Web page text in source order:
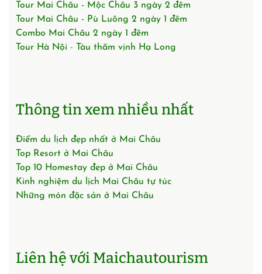
Tour Mai Châu - Mộc Châu 3 ngày 2 đêm
Tour Mai Châu - Pù Luông 2 ngày 1 đêm
Combo Mai Châu 2 ngày 1 đêm
Tour Hà Nội - Tàu thăm vịnh Hạ Long
Thông tin xem nhiều nhất
Điểm du lịch đẹp nhất ở Mai Châu
Top Resort ở Mai Châu
Top 10 Homestay đẹp ở Mai Châu
Kinh nghiệm du lịch Mai Châu tự túc
Những món đặc sản ở Mai Châu
Liên hệ với Maichautourism